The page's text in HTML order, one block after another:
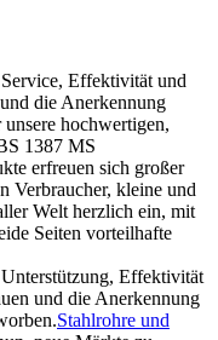
Effektivität und
die Anerkennung
hochwertigen,
1387 MS
erfreuen sich großer
Verbraucher, kleine und
Welt herzlich ein, mit
Seiten vorteilhafte
Effektivität
und die Anerkennung
Stahlrohre und